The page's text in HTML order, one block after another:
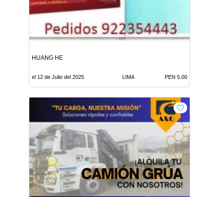
HUANG HE
el 12 de Julio del 2025 LIMA PEN 5.00